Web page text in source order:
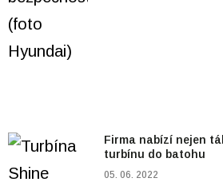
Firma nabízí nejen
turbínu do batohu
05. 06. 2022